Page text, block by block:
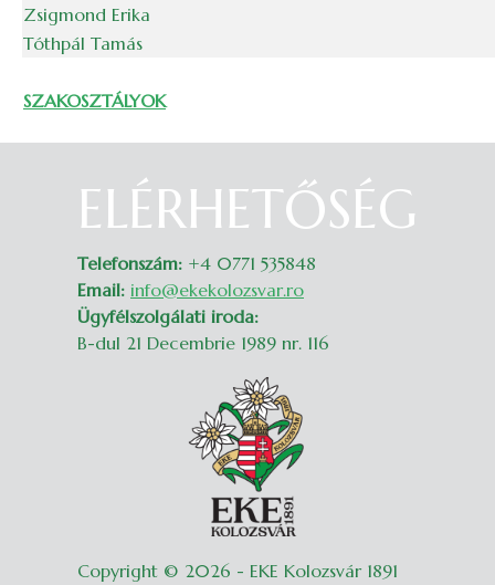
Zsigmond Erika
Tóthpál Tamás
SZAKOSZTÁLYOK
ELÉRHETŐSÉG
Telefonszám: +4 0771 535848
Email: info@ekekolozsvar.ro
Ügyfélszolgálati iroda:
B-dul 21 Decembrie 1989 nr. 116
Copyright © 2026 - EKE Kolozsvár 1891